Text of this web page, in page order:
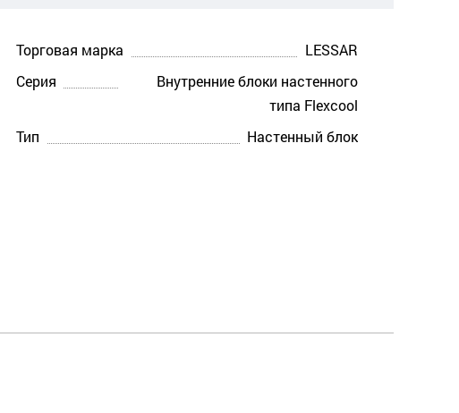
Торговая марка
LESSAR
Серия
Внутренние блоки настенного
типа Flexcool
Тип
Настенный блок